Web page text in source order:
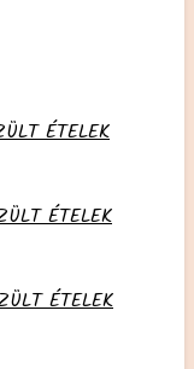
ÉTELEK
ÉTELEK
ÉTELEK